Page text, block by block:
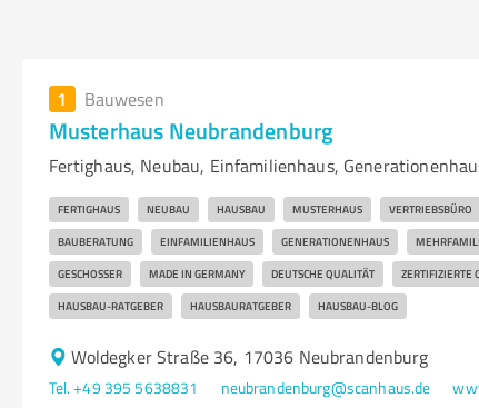
1 Bauwesen
Musterhaus Neubrandenburg
Fertighaus, Neubau, Einfamilienhaus,
FERTIGHAUS NEUBAU HAUSBAU MUSTERHAUS VERTRIEBSBÜRO
BAUBERATUNG EINFAMILIENHAUS GENERATIONENHAUS
GESCHOSSER MADE IN GERMANY DEUTSCHE QUALITÄT ZERTIFIZIERTE
HAUSBAU-RATGEBER HAUSBAURATGEBER HAUSBAU-BLOG
Woldegker Straße 36, 17036 Neubrandenburg
Tel. +49 395 5638831 neubrandenburg@scanhaus.de